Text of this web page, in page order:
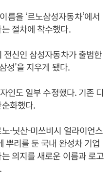
름을 ‘르노삼성자동차’에서
절차에 착수했다.
신인 삼성자동차가 출범한
성'을 지우게 됐다.
인도 일부 수정했다. 기존 디
화했다.
-닛산-미쓰비시 얼라이언스
뿌리를 둔 국내 완성차 기업
의지를 새로운 이름과 로고